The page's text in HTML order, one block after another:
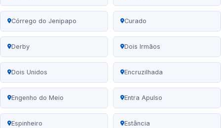
Córrego do Jenipapo Curado
Derby Dois Irmãos
Dois Unidos Encruzilhada
Engenho do Meio Entra Apulso
Espinheiro Estância